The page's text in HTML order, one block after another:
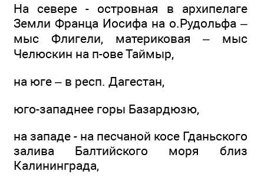
На севере - островная в архипелаге
Земли Франца Иосифа на о.Рудольфа –
мыс Флигели, материковая – мыс
Челюскин на п-ове Таймыр,
на юге – в респ. Дагестан,
юго-западнее горы Базардюзю,
на западе - на песчаной косе Гданьского
залива Балтийского моря близ
Калининграда,